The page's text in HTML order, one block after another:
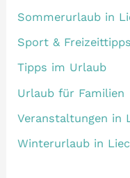
Sommerurlaub in
Sport & Freizeittipps
Tipps im Urlaub
Urlaub für Familien
Veranstaltungen in
Winterurlaub in